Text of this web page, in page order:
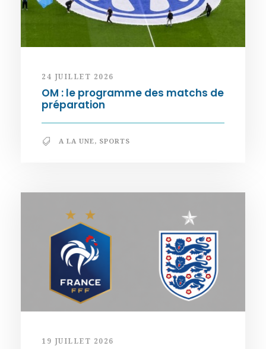
24 JUILLET 2026
OM : le programme des matchs de
préparation
A LA UNE, SPORTS
19 JUILLET 2026